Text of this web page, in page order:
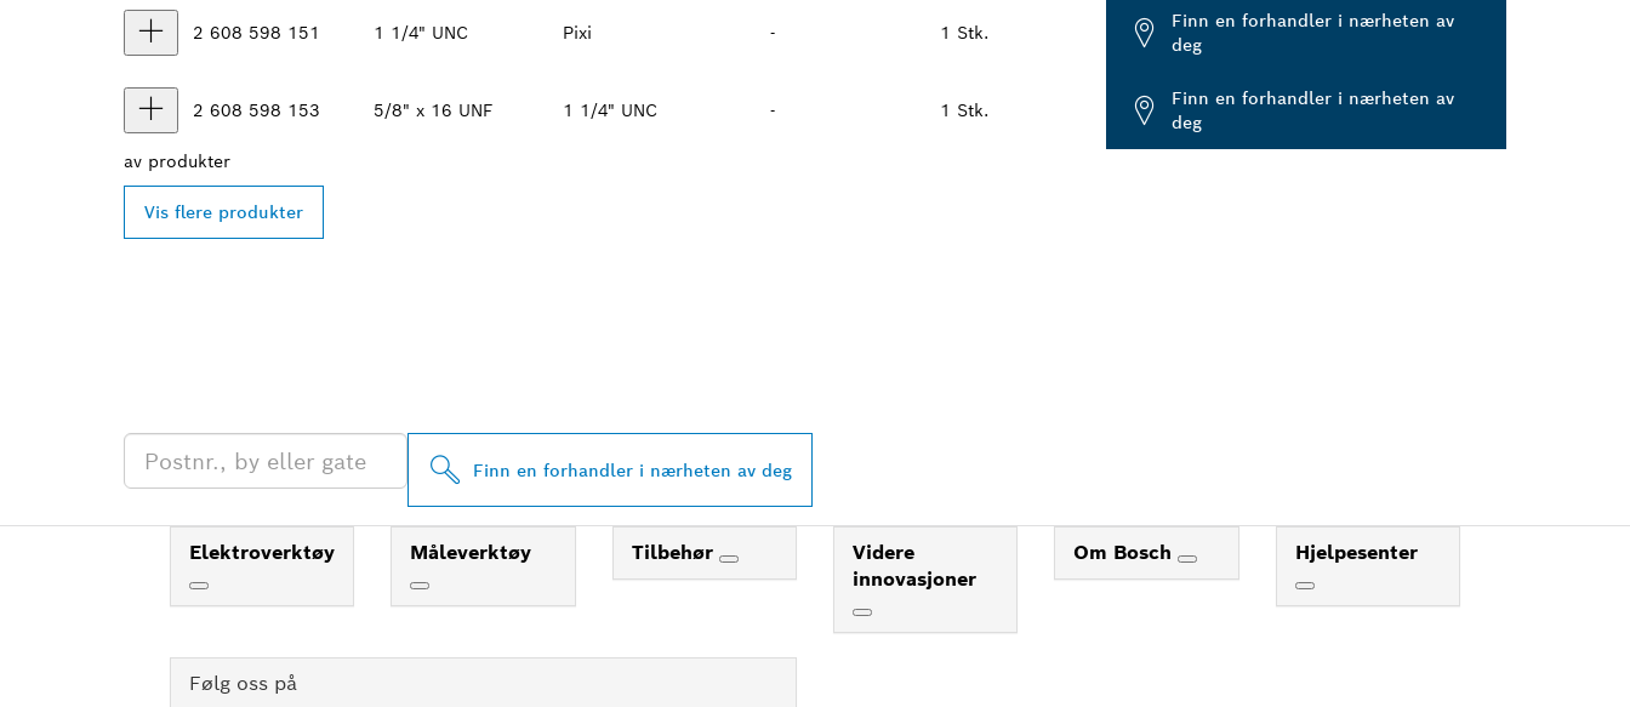
2 608 598 151 1 1/4" UNC Pixi - 1 Stk.
Finn en forhandler i nærheten av
deg
2 608 598 153 5/8" x 16 UNF 1 1/4" UNC - 1 Stk.
Finn en forhandler i nærheten av
deg
av produkter
Vis flere produkter
Finn en forhandler i nærheten av deg
Elektroverktøy Måleverktøy Tilbehør
Videre
innovasjoner
Om Bosch Hjelpesenter
Følg oss på